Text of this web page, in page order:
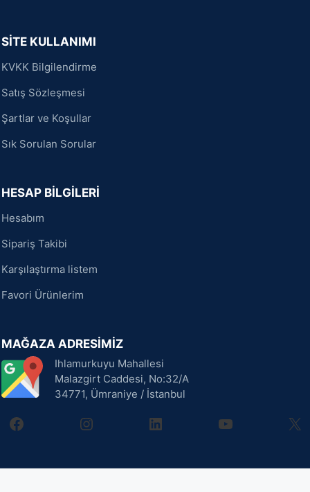
SİTE KULLANIMI
KVKK Bilgilendirme
Satış Sözleşmesi
Şartlar ve Koşullar
Sık Sorulan Sorular
HESAP BİLGİLERİ
Hesabım
Sipariş Takibi
Karşılaştırma listem
Favori Ürünlerim
MAĞAZA ADRESİMİZ
Ihlamurkuyu Mahallesi
Malazgirt Caddesi, No:32/A
34771, Ümraniye / İstanbul
facebookinstagramlinkedin youtube X